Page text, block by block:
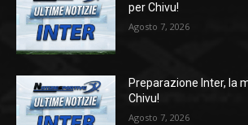
per Chivu!
Agosto 7, 2026
Preparazione Inter, la
Chivu!
Agosto 7, 2026